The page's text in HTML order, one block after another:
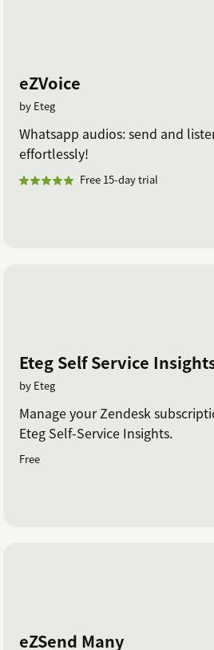
eZVoice
by Eteg
Whatsapp audios: send and
effortlessly!
Free 15-day trial
Eteg Self Service
by Eteg
Manage your Zendesk
Eteg Self-Service Insights.
Free
eZSend Many